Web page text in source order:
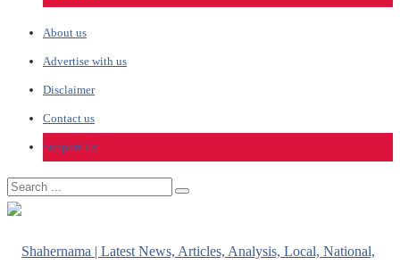
About us
Advertise with us
Disclaimer
Contact us
Support Us